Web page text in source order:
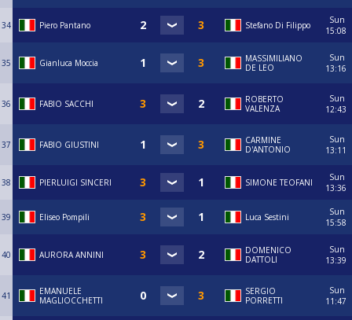
34 Piero Pantano Stefano Di Filippo
Sun
15:08
35 Gianluca Moccia
MASSIMILIANO
DE LEO
Sun
13:16
36 FABIO SACCHI
ROBERTO
VALENZA
Sun
12:43
37 FABIO GIUSTINI
CARMINE
D'ANTONIO
Sun
13:11
38 PIERLUIGI SINCERI SIMONE TEOFANI
Sun
13:36
39 Eliseo Pompili Luca Sestini
Sun
15:58
40 AURORA ANNINI
DOMENICO
DATTOLI
Sun
13:39
41
EMANUELE
MAGLIOCCHETTI
SERGIO
PORRETTI
Sun
11:47